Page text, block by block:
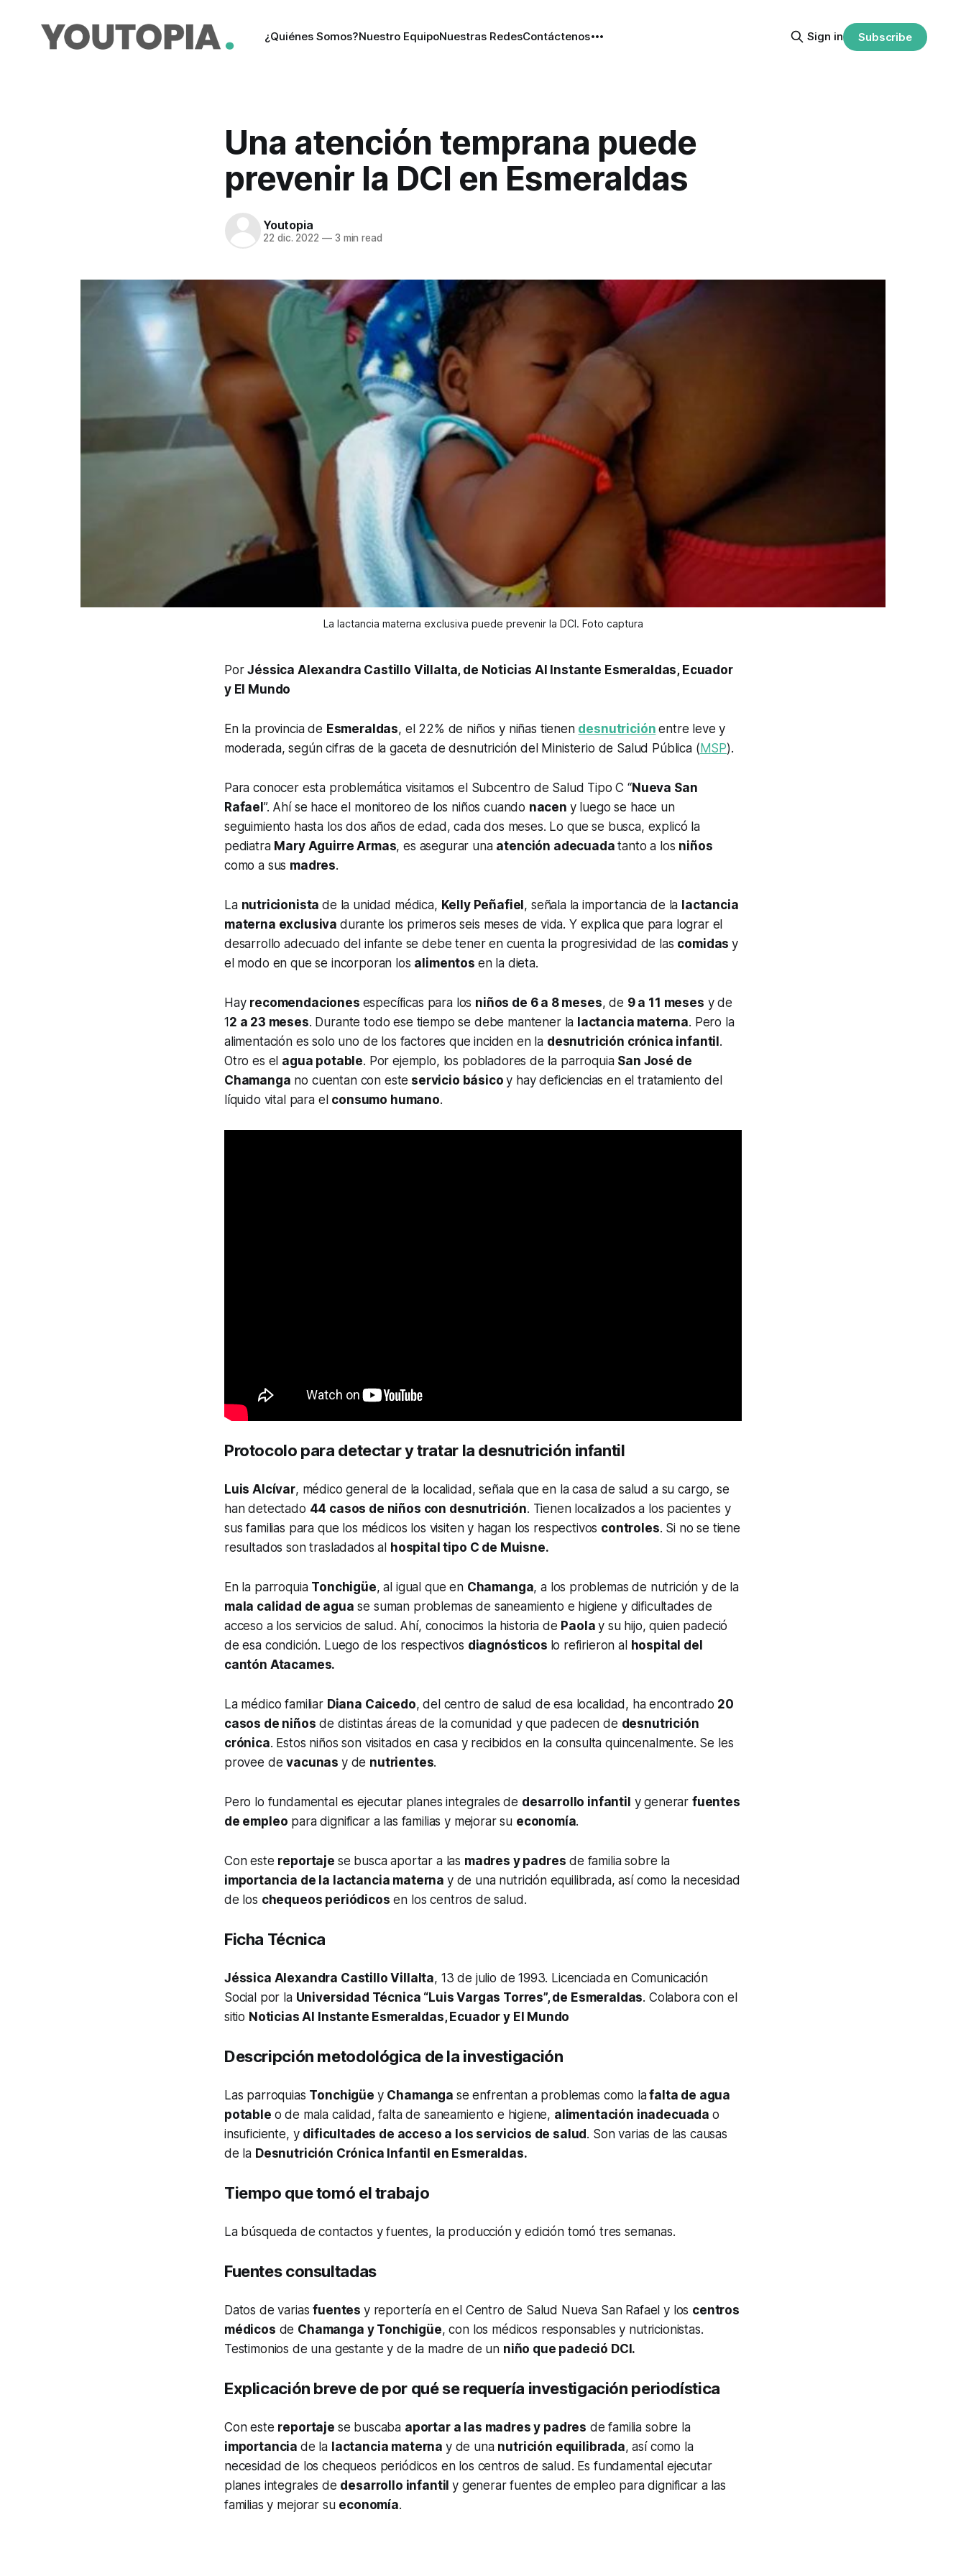
¿Quiénes Somos?Nuestro EquipoNuestras RedesContáctenos Sign in Subscribe
Una atención temprana puede
prevenir la DCI en Esmeraldas
Youtopia
22 dic. 2022 —3 min read
La lactancia materna exclusiva puede prevenir la DCI. Foto captura
PorJéssica Alexandra Castillo Villalta, de Noticias Al Instante Esmeraldas, Ecuador
y El Mundo
En la provincia de Esmeraldas, el 22% de niños y niñas tienen desnutrición entre leve y
moderada, según cifras de la gaceta de desnutrición del Ministerio de Salud Pública ( MSP).
Para conocer esta problemática visitamos el Subcentro de Salud Tipo C “Nueva San
Rafael ”. Ahí se hace el monitoreo de los niños cuando nacen y luego se hace un
seguimiento hasta los dos años de edad, cada dos meses. Lo que se busca, explicó la
pediatra Mary Aguirre Armas, es asegurar una atención adecuadatanto a los niños
como a sus madres.
La nutricionistade la unidad médica, Kelly Peñafiel , señala la importancia de la lactancia
materna exclusiva durante los primeros seis meses de vida. Y explica que para lograr el
desarrollo adecuado del infante se debe tener en cuenta la progresividad de las comidasy
el modo en que se incorporan los alimentos en la dieta.
Hay recomendaciones específicas para los niños de 6 a 8 meses, de 9 a 11 meses y de
1 2 a 23 meses. Durante todo ese tiempo se debe mantener la lactancia materna. Pero la
alimentación es solo uno de los factores que inciden en la desnutrición crónica infantil .
Otro es el agua potable. Por ejemplo, los pobladores de la parroquia San José de
Chamanga no cuentan con este servicio básicoy hay deficiencias en el tratamiento del
líquido vital para el consumo humano.
Protocolo para detectar y tratar la desnutrición infantil
Luis Alcívar, médico general de la localidad, señala que en la casa de salud a su cargo, se
han detectado 44 casos de niños con desnutrición. Tienen localizados a los pacientes y
sus familias para que los médicos los visiten y hagan los respectivos controles. Si no se tiene
resultados son trasladados al hospital tipo C de Muisne.
En la parroquia Tonchigüe, al igual que en Chamanga, a los problemas de nutrición y de la
mala calidad de agua se suman problemas de saneamiento e higiene y dificultades de
acceso a los servicios de salud. Ahí, conocimos la historia de Paolay su hijo, quien padeció
de esa condición. Luego de los respectivos diagnósticos lo refirieron al hospital del
cantón Atacames.
La médico familiar Diana Caicedo, del centro de salud de esa localidad, ha encontrado 20
casos de niños de distintas áreas de la comunidad y que padecen de desnutrición
crónica. Estos niños son visitados en casa y recibidos en la consulta quincenalmente. Se les
provee devacunas y de nutrientes.
Pero lo fundamental es ejecutar planes integrales de desarrollo infantil y generar fuentes
de empleo para dignificar a las familias y mejorar su economía.
Con este reportaje se busca aportar a las madres y padres de familia sobre la
importancia de la lactancia materna y de una nutrición equilibrada, así como la necesidad
de los chequeos periódicos en los centros de salud.
Ficha Técnica
Jéssica Alexandra Castillo Villalta, 13 de julio de 1993. Licenciada en Comunicación
Social por la Universidad Técnica “Luis Vargas Torres”, de Esmeraldas. Colabora con el
sitio Noticias Al Instante Esmeraldas, Ecuador y El Mundo
Descripción metodológica de la investigación
Las parroquias Tonchigüe y Chamanga se enfrentan a problemas como lafalta de agua
potable o de mala calidad, falta de saneamiento e higiene, alimentación inadecuada o
insuficiente, y dificultades de acceso a los servicios de salud . Son varias de las causas
de la Desnutrición Crónica Infantil en Esmeraldas.
Tiempo que tomó el trabajo
La búsqueda de contactos y fuentes, la producción y edición tomó tres semanas.
Fuentes consultadas
Datos de variasfuentes y reportería en el Centro de Salud Nueva San Rafael y los centros
médicos de Chamanga y Tonchigüe, con los médicos responsables y nutricionistas.
Testimonios de una gestante y de la madre de un niño que padeció DCI.
Explicación breve de por qué se requería investigación periodística
Con este reportaje se buscaba aportar a las madres y padres de familia sobre la
importancia de la lactancia materna y de una nutrición equilibrada, así como la
necesidad de los chequeos periódicos en los centros de salud. Es fundamental ejecutar
planes integrales de desarrollo infantily generar fuentes de empleo para dignificar a las
familias y mejorar su economía.